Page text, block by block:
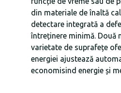
din materiale de înaltă
detectare integrată a
întreținere minimă. Două
varietate de suprafețe
energiei ajustează
economisind energie și